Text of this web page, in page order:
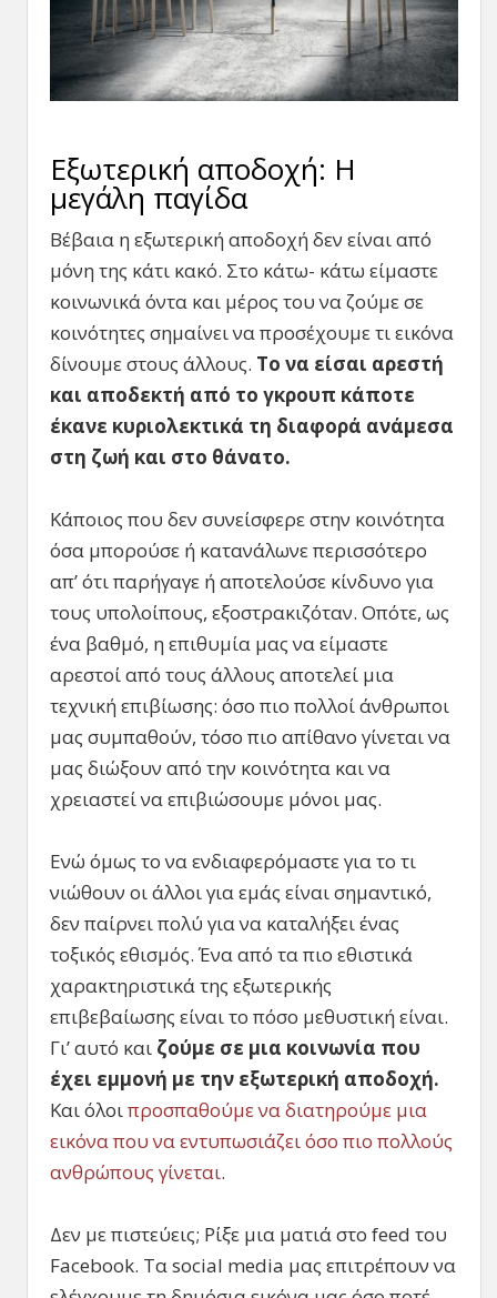
Eξωτερική αποδοχή: Η
μεγάλη παγίδα
Βέβαια η εξωτερική αποδοχή δεν είναι από
μόνη της κάτι κακό. Στο κάτω- κάτω είμαστε
κοινωνικά όντα και μέρος του να ζούμε σε
κοινότητες σημαίνει να προσέχουμε τι εικόνα
δίνουμε στους άλλους. Το να είσαι αρεστή
και αποδεκτή από το γκρουπ κάποτε
έκανε κυριολεκτικά τη διαφορά ανάμεσα
στη ζωή και στο θάνατο.
Κάποιος που δεν συνείσφερε στην κοινότητα
όσα μπορούσε ή κατανάλωνε περισσότερο
απ’ ότι παρήγαγε ή αποτελούσε κίνδυνο για
τους υπολοίπους, εξοστρακιζόταν. Οπότε, ως
ένα βαθμό, η επιθυμία μας να είμαστε
αρεστοί από τους άλλους αποτελεί μια
τεχνική επιβίωσης: όσο πιο πολλοί άνθρωποι
μας συμπαθούν, τόσο πιο απίθανο γίνεται να
μας διώξουν από την κοινότητα και να
χρειαστεί να επιβιώσουμε μόνοι μας.
Ενώ όμως το να ενδιαφερόμαστε για το τι
νιώθουν οι άλλοι για εμάς είναι σημαντικό,
δεν παίρνει πολύ για να καταλήξει ένας
τοξικός εθισμός. Ένα από τα πιο εθιστικά
χαρακτηριστικά της εξωτερικής
επιβεβαίωσης είναι το πόσο μεθυστική είναι.
Γι’ αυτό και ζούμε σε μια κοινωνία που
έχει εμμονή με την εξωτερική αποδοχή.
Και όλοιπροσπαθούμε να διατηρούμε μια
εικόνα που να εντυπωσιάζει όσο πιο πολλούς
ανθρώπους γίνεται.
Δεν με πιστεύεις; Ρίξε μια ματιά στο feed του
Facebook. Τα social media μας επιτρέπουν να